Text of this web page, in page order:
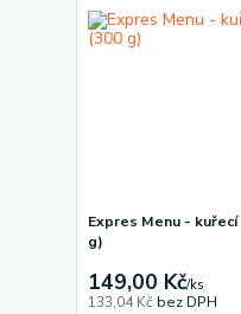
Expres Menu -
g)
149,00 Kč/ks
133,04 Kč bez DPH